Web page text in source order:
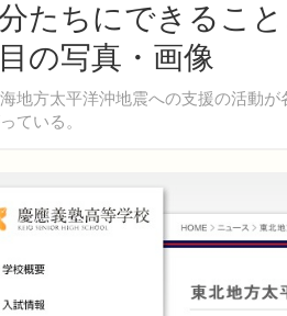
たちにできるこ
の写真・画像
地方太平洋沖地震への支援の活動が
ている。